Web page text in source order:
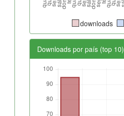
downloads
Downloads por país (top 10)